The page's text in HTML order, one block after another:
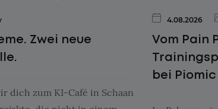
Zwei neue
dich zum KI-Café in Schaan
4.08.2026
Vom Pain
bei